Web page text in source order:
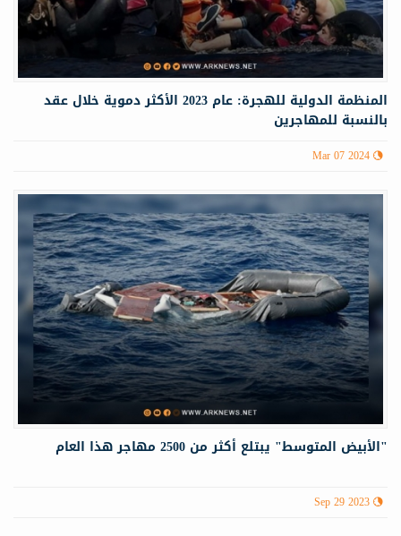
المنظمة الدولية للهجرة: عام 2023 الأكثر دموية خلال عقد
بالنسبة للمهاجرين
Mar 07 2024
"الأبيض المتوسط" يبتلع أكثر من 2500 مهاجر هذا العام
Sep 29 2023